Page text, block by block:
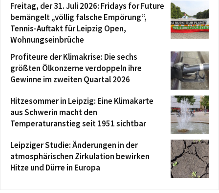
Freitag, der 31. Juli 2026: Fridays for Future
bemängelt „völlig falsche Empörung“,
Tennis-Auftakt für Leipzig Open,
Wohnungseinbrüche
Profiteure der Klimakrise: Die sechs
größten Ölkonzerne verdoppeln ihre
Gewinne im zweiten Quartal 2026
Hitzesommer in Leipzig: Eine Klimakarte
aus Schwerin macht den
Temperaturanstieg seit 1951 sichtbar
Leipziger Studie: Änderungen in der
atmosphärischen Zirkulation bewirken
Hitze und Dürre in Europa